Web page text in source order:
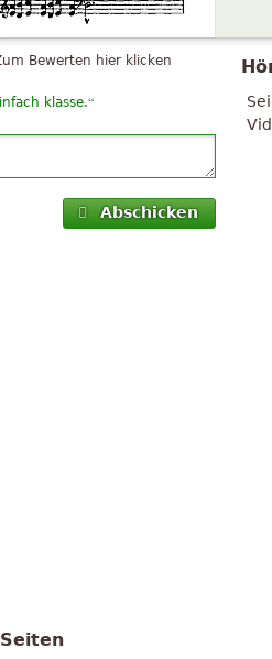
Bewerten hier klicken
klasse.“
Abschicken